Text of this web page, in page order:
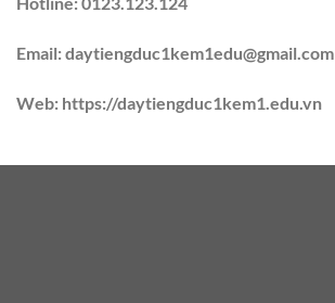
Email:daytiengduc1kem1edu@gmail.com
Web: https://daytiengduc1kem1.edu.vn